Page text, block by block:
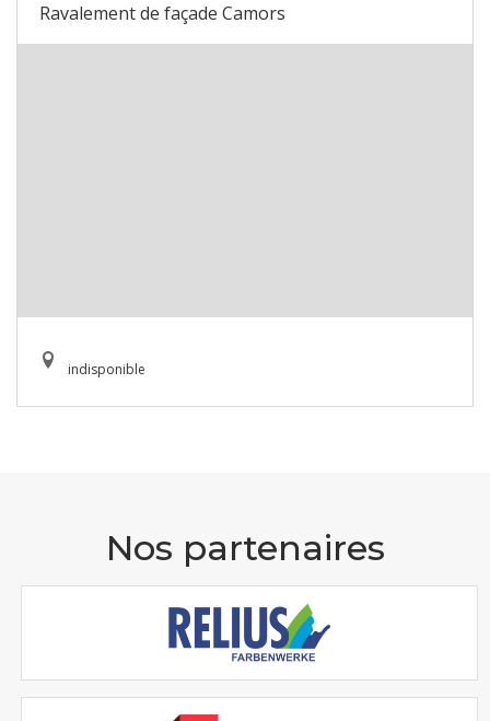
Ravalement de façade Camors
indisponible
Nos partenaires